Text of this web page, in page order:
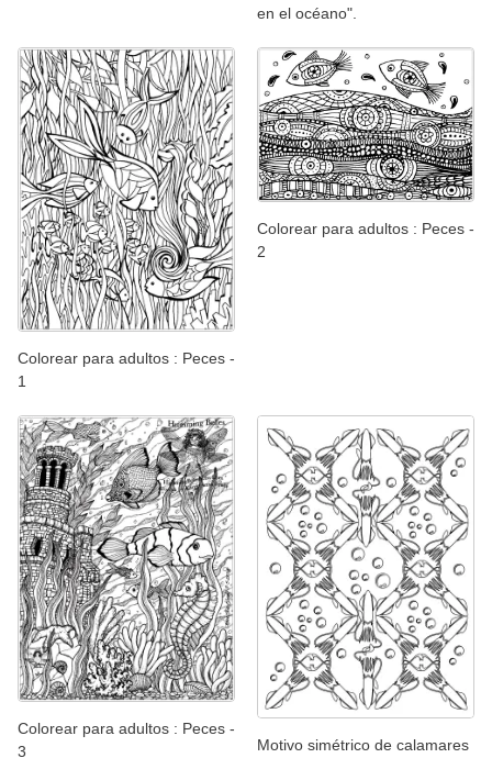
en el océano".
Colorear para adultos : Peces -
1
Colorear para adultos : Peces -
2
Colorear para adultos : Peces -
3
Motivo simétrico de calamares